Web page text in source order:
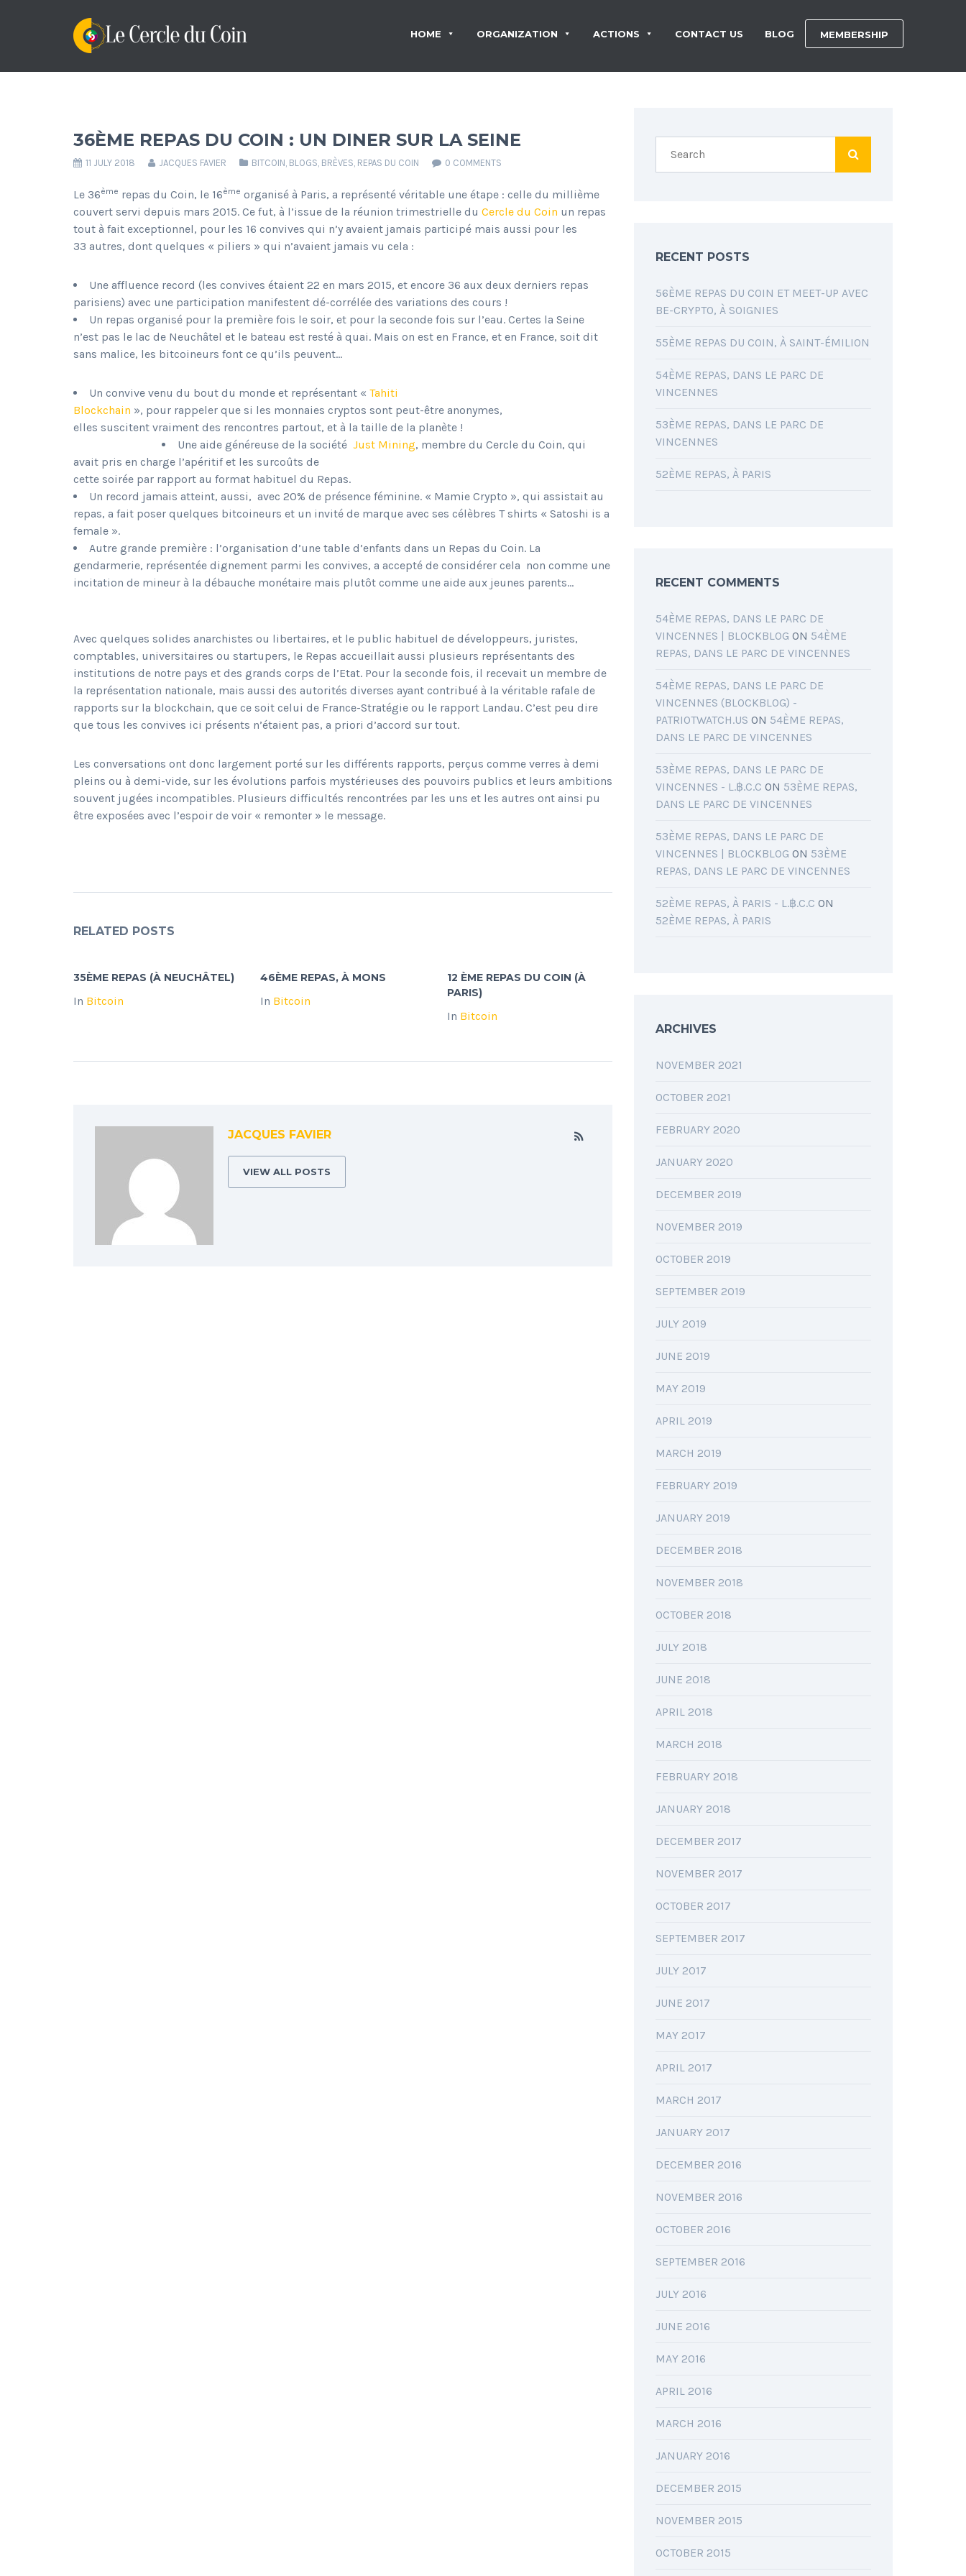
HOME ORGANIZATION ACTIONS CONTACT US BLOG MEMBERSHIP
36ÈME REPAS DU COIN : UN DINER SUR LA SEINE
11 JULY 2018 JACQUES FAVIER BITCOIN, BLOGS, BRÈVES, REPAS DU COIN 0 COMMENTS
Le 36ème repas du Coin, le 16ème organisé à Paris, a représenté véritable une étape : celle du millième
couvert servi depuis mars 2015. Ce fut, à l’issue de la réunion trimestrielle du Cercle du Coin un repas
tout à fait exceptionnel, pour les 16 convives qui n’y avaient jamais participé mais aussi pour les
33 autres, dont quelques « piliers » qui n’avaient jamais vu cela :
Une affluence record (les convives étaient 22 en mars 2015, et encore 36 aux deux derniers repas
parisiens) avec une participation manifestent dé-corrélée des variations des cours !
Un repas organisé pour la première fois le soir, et pour la seconde fois sur l’eau. Certes la Seine
n’est pas le lac de Neuchâtel et le bateau est resté à quai. Mais on est en France, et en France, soit dit
sans malice, les bitcoineurs font ce qu’ils peuvent…
Un convive venu du bout du monde et représentant « Tahiti
Blockchain », pour rappeler que si les monnaies cryptos sont peut-être anonymes,
elles suscitent vraiment des rencontres partout, et à la taille de la planète !
Une aide généreuse de la société Just Mining, membre du Cercle du Coin, qui
avait pris en charge l’apéritif et les surcoûts de
cette soirée par rapport au format habituel du Repas.
Un record jamais atteint, aussi, avec 20% de présence féminine. « Mamie Crypto », qui assistait au
repas, a fait poser quelques bitcoineurs et un invité de marque avec ses célèbres T shirts « Satoshi is a
female ».
Autre grande première : l’organisation d’une table d’enfants dans un Repas du Coin. La
gendarmerie, représentée dignement parmi les convives, a accepté de considérer cela non comme une
incitation de mineur à la débauche monétaire mais plutôt comme une aide aux jeunes parents…
Avec quelques solides anarchistes ou libertaires, et le public habituel de développeurs, juristes,
comptables, universitaires ou startupers, le Repas accueillait aussi plusieurs représentants des
institutions de notre pays et des grands corps de l’Etat. Pour la seconde fois, il recevait un membre de
la représentation nationale, mais aussi des autorités diverses ayant contribué à la véritable rafale de
rapports sur la blockchain, que ce soit celui de France-Stratégie ou le rapport Landau. C’est peu dire
que tous les convives ici présents n’étaient pas, a priori d’accord sur tout.
Les conversations ont donc largement porté sur les différents rapports, perçus comme verres à demi
pleins ou à demi-vide, sur les évolutions parfois mystérieuses des pouvoirs publics et leurs ambitions
souvent jugées incompatibles. Plusieurs difficultés rencontrées par les uns et les autres ont ainsi pu
être exposées avec l’espoir de voir « remonter » le message.
RELATED POSTS
35ÈME REPAS (À NEUCHÂTEL)
In Bitcoin
46ÈME REPAS, À MONS
In Bitcoin
12 ÈME REPAS DU COIN (À
PARIS)
In Bitcoin
JACQUES FAVIER
VIEW ALL POSTS
RECENT POSTS
56ÈME REPAS DU COIN ET MEET-UP AVEC
BE-CRYPTO, À SOIGNIES
55ÈME REPAS DU COIN, À SAINT-ÉMILION
54ÈME REPAS, DANS LE PARC DE
VINCENNES
53ÈME REPAS, DANS LE PARC DE
VINCENNES
52ÈME REPAS, À PARIS
RECENT COMMENTS
54ÈME REPAS, DANS LE PARC DE
VINCENNES | BLOCKBLOG ON 54ÈME
REPAS, DANS LE PARC DE VINCENNES
54ÈME REPAS, DANS LE PARC DE
VINCENNES (BLOCKBLOG) -
PATRIOTWATCH.US ON 54ÈME REPAS,
DANS LE PARC DE VINCENNES
53ÈME REPAS, DANS LE PARC DE
VINCENNES - L.฿.C.C ON 53ÈME REPAS,
DANS LE PARC DE VINCENNES
53ÈME REPAS, DANS LE PARC DE
VINCENNES | BLOCKBLOG ON 53ÈME
REPAS, DANS LE PARC DE VINCENNES
52ÈME REPAS, À PARIS - L.฿.C.C ON
52ÈME REPAS, À PARIS
ARCHIVES
NOVEMBER 2021
OCTOBER 2021
FEBRUARY 2020
JANUARY 2020
DECEMBER 2019
NOVEMBER 2019
OCTOBER 2019
SEPTEMBER 2019
JULY 2019
JUNE 2019
MAY 2019
APRIL 2019
MARCH 2019
FEBRUARY 2019
JANUARY 2019
DECEMBER 2018
NOVEMBER 2018
OCTOBER 2018
JULY 2018
JUNE 2018
APRIL 2018
MARCH 2018
FEBRUARY 2018
JANUARY 2018
DECEMBER 2017
NOVEMBER 2017
OCTOBER 2017
SEPTEMBER 2017
JULY 2017
JUNE 2017
MAY 2017
APRIL 2017
MARCH 2017
JANUARY 2017
DECEMBER 2016
NOVEMBER 2016
OCTOBER 2016
SEPTEMBER 2016
JULY 2016
JUNE 2016
MAY 2016
APRIL 2016
MARCH 2016
JANUARY 2016
DECEMBER 2015
NOVEMBER 2015
OCTOBER 2015